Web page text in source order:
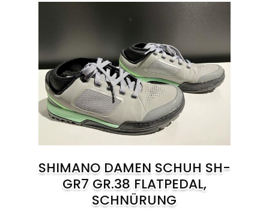
SHIMANO DAMEN SCHUH SH-
GR7 GR.38 FLATPEDAL,
SCHNÜRUNG